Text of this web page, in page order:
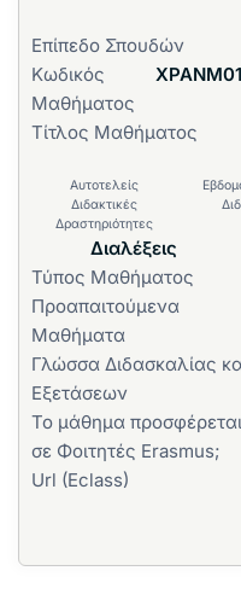
Επίπεδο Σπουδών
Κωδικός
Μαθήματος
ΧΡΑΝΜ01
Τίτλος Μαθήματος
Αυτοτελείς
Διδακτικές
Δραστηριότητες
Διαλέξεις
Τύπος Μαθήματος
Προαπαιτούμενα
Μαθήματα
Γλώσσα Διδασκαλίας
Εξετάσεων
Το μάθημα προσφέρεται
σε Φοιτητές Erasmus;
Url (Eclass)